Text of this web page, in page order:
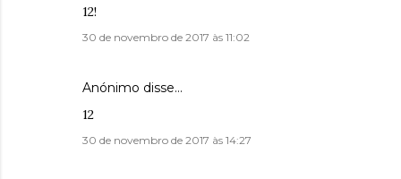
12!
30 de novembro de 2017 às 11:02
Anónimo disse…
12
30 de novembro de 2017 às 14:27